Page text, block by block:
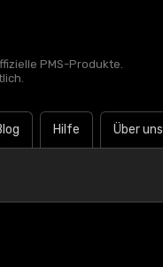
PMS-Produkte.
Hilfe Über uns